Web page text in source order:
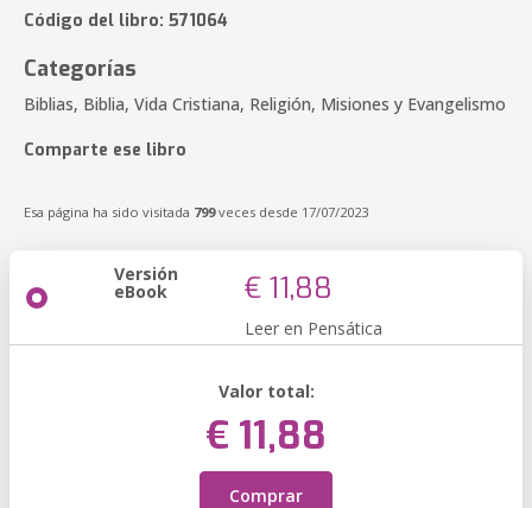
Código del libro: 571064
Categorías
Biblias, Biblia, Vida Cristiana, Religión, Misiones y Evangelismo
Comparte ese libro
Esa página ha sido visitada 799veces desde 17/07/2023
Versión
eBook € 11,88
Leer en Pensática
Valor total:
€ 11,88
Comprar